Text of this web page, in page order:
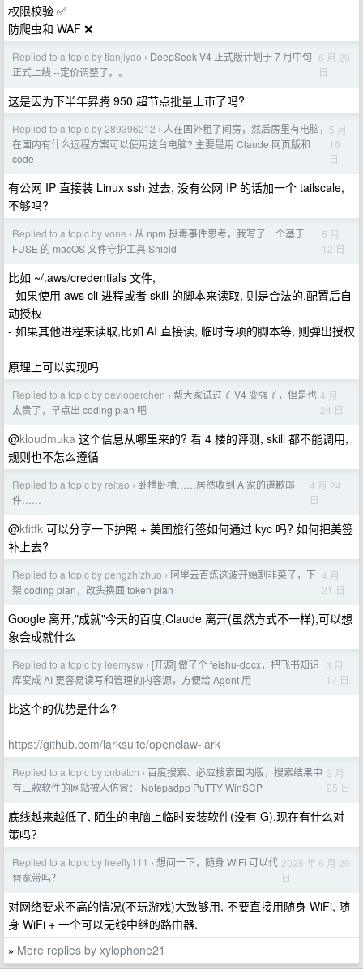
权限校验 ✅
防爬虫和 WAF ❌
Replied to a topic by tianjiyao › DeepSeek V4 正式版计划于 7 月中旬
正式上线 --定价调整了。。
6 月 29
日
这是因为下半年昇腾 950 超节点批量上市了吗?
Replied to a topic by 289396212 › 人在国外租了间房，然后房里有电脑，
在国内有什么远程方案可以使用这台电脑? 主要是用 Claude 网页版和
code
5 月
16
日
有公网 IP 直接装 Linux ssh 过去, 没有公网 IP 的话加一个 tailscale,
不够吗?
Replied to a topic by vone › 从 npm 投毒事件思考，我写了一个基于
FUSE 的 macOS 文件守护工具 Shield
5 月
12 日
比如 ~/.aws/credentials 文件,
- 如果使用 aws cli 进程或者 skill 的脚本来读取, 则是合法的,配置后自
动授权
- 如果其他进程来读取,比如 AI 直接读, 临时专项的脚本等, 则弹出授权
原理上可以实现吗
Replied to a topic by devloperchen › 帮大家试过了 V4 变强了，但是也
太贵了，早点出 coding plan 吧
4 月
24 日
@kloudmuka 这个信息从哪里来的? 看 4 楼的评测, skill 都不能调用,
规则也不怎么遵循
Replied to a topic by reitao › 卧槽卧槽……居然收到 A 家的道歉邮
件……
4 月 24
日
@kfitfk 可以分享一下护照 + 美国旅行签如何通过 kyc 吗? 如何把美签
补上去?
Replied to a topic by pengzhizhuo › 阿里云百炼这波开始割韭菜了，下
架 coding plan，改头换面 token plan
4 月
21 日
Google 离开,"成就"今天的百度,Claude 离开(虽然方式不一样),可以想
象会成就什么
Replied to a topic by leemysw › [开源] 做了个 feishu-docx，把飞书知识
库变成 AI 更容易读写和管理的内容源，方便给 Agent 用
3 月
17 日
比这个的优势是什么?
https://github.com/larksuite/openclaw-lark
Replied to a topic by cnbatch › 百度搜索、必应搜索国内版，搜索结果中
有三款软件的网站被人仿冒： Notepadpp PuTTY WinSCP
2 月
25 日
底线越来越低了, 陌生的电脑上临时安装软件(没有 G),现在有什么对
策吗?
Replied to a topic by freefly111 › 想问一下，随身 WiFi 可以代
替宽带吗？
2025 年 6 月 20
日
对网络要求不高的情况(不玩游戏)大致够用, 不要直接用随身 WiFi, 随
身 WiFi + 一个可以无线中继的路由器.
» More replies by xylophone21